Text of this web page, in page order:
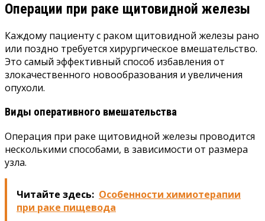
Операции при раке щитовидной железы
Каждому пациенту с раком щитовидной железы рано
или поздно требуется хирургическое вмешательство.
Это самый эффективный способ избавления от
злокачественного новообразования и увеличения
опухоли.
Виды оперативного вмешательства
Операция при раке щитовидной железы проводится
несколькими способами, в зависимости от размера
узла.
Читайте здесь: Особенности химиотерапии
при раке пищевода